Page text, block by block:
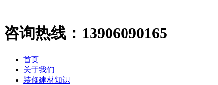
咨询热线： 13906090165
首页
关于我们
装修建材知识